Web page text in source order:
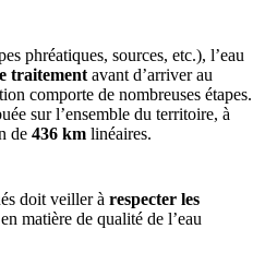
phréatiques, sources, etc.), l’eau
traitement avant d’arriver au
comporte de nombreuses étapes.
sur l’ensemble du territoire, à
de 436 km linéaires.
doit veiller à respecter les
en matière de qualité de l’eau